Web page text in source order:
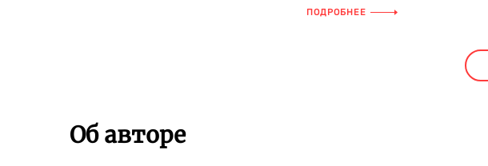
важнейших книг Древнего Рима...
ПОДРОБНЕЕ
Об авторе